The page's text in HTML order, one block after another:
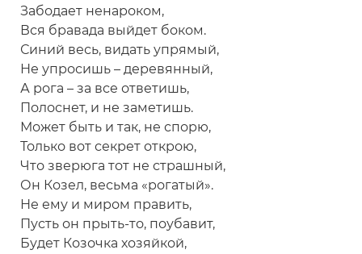
Забодает ненароком,
Вся бравада выйдет боком.
Синий весь, видать упрямый,
Не упросишь – деревянный,
А рога – за все ответишь,
Полоснет, и не заметишь.
Может быть и так, не спорю,
Только вот секрет открою,
Что зверюга тот не страшный,
Он Козел, весьма «рогатый».
Не ему и миром править,
Пусть он прыть-то, поубавит,
Будет Козочка хозяйкой,